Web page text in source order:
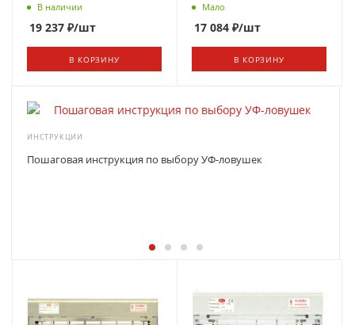
В наличии
19 237 ₽/шт
В КОРЗИНУ
Мало
17 084 ₽/шт
В КОРЗИНУ
ИНСТРУКЦИИ
Пошаговая инструкция по выбору УФ-ловушек